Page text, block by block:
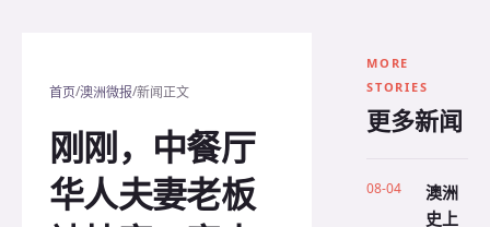
首页/澳洲微报/新闻正文
刚刚，中餐厅
华人夫妻老板
MORE
STORIES
更多新闻
08-04
澳洲
史上